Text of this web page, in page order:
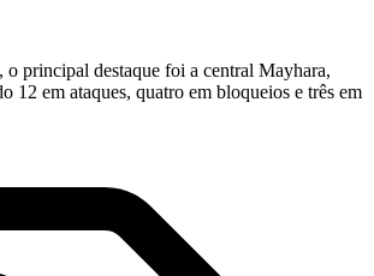
o principal destaque foi a central Mayhara,
12 em ataques, quatro em bloqueios e três em